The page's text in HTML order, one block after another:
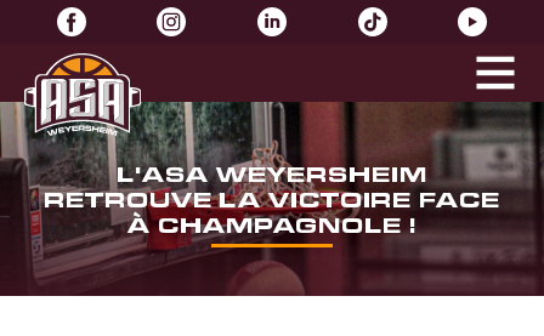
L'ASA WEYERSHEIM
RETROUVE LA VICTOIRE FACE
À CHAMPAGNOLE !